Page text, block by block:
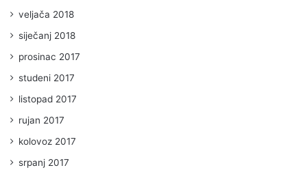
veljača 2018
siječanj 2018
prosinac 2017
studeni 2017
listopad 2017
rujan 2017
kolovoz 2017
srpanj 2017